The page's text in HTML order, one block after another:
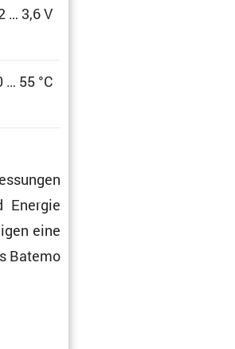
… 3,6 V
… 55 °C
Energie
eine
Batemo